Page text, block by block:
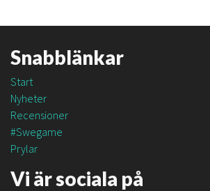
Snabblänkar
Start
Nyheter
Recensioner
#Swegame
Prylar
Vi är sociala på